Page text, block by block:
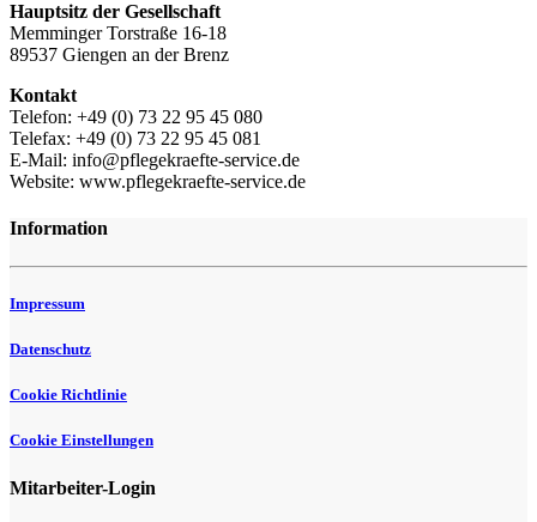
Hauptsitz der Gesellschaft
Memminger Torstraße 16-18
89537 Giengen an der Brenz
Kontakt
Telefon: +49 (0) 73 22 95 45 080
Telefax: +49 (0) 73 22 95 45 081
E-Mail: info@pflegekraefte-service.de
Website: www.pflegekraefte-service.de
Information
Impressum
Datenschutz
Cookie Richtlinie
Cookie Einstellungen
Mitarbeiter-Login